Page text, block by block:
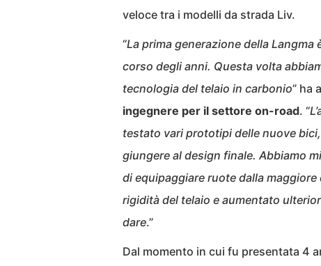
veloce tra i modelli da strada Liv.
“La prima generazione della
corso degli anni. Questa volta
tecnologia del telaio in carbonio” ha
ingegnere per il settore on-road. “
testato vari prototipi delle nuove
giungere al design finale. Abbiamo
di equipaggiare ruote dalla
rigidità del telaio e aumentato
dare.”
Dal momento in cui fu presentata 4